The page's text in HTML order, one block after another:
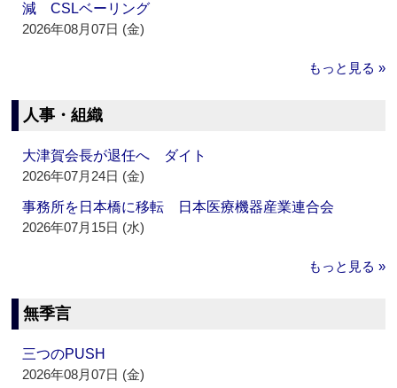
減 CSLベーリング
2026年08月07日 (金)
もっと見る »
人事・組織
大津賀会長が退任へ ダイト
2026年07月24日 (金)
事務所を日本橋に移転 日本医療機器産業連合会
2026年07月15日 (水)
もっと見る »
無季言
三つのPUSH
2026年08月07日 (金)